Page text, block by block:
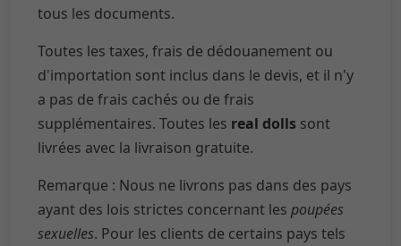
tous les documents.
Toutes les taxes, frais de dédouanement ou
d'importation sont inclus dans le devis, et il n'y
a pas de frais cachés ou de frais
supplémentaires. Toutes les real dolls sont
livrées avec la livraison gratuite.
Remarque : Nous ne livrons pas dans des pays
ayant des lois strictes concernant les poupées
sexuelles. Pour les clients de certains pays tels